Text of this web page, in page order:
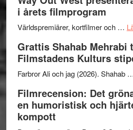
I
i årets filmprogram
Världspremiärer, kortfilmer och …
Grattis Shahab Mehrabi
Filmstadens Kulturs
Farbror Ali och jag (2026). Shahab
Filmrecension: Det
en humoristisk och
kompott